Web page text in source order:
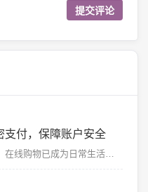
支付，保障账户安全
在如今这个互联网高速发展的时代，在线购物已成为日常生活的重要组成部分。拼多多作为一款热门的购物APP...